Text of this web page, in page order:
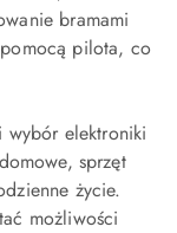
bramami
pilota, co
wybór elektroniki
sprzęt
życie.
możliwości